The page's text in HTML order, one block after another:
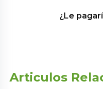
¿Le
Articulos